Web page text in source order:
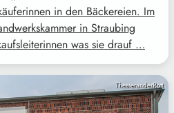
in den Bäckereien. Im
in Straubing
was sie drauf …
TheateranderRott